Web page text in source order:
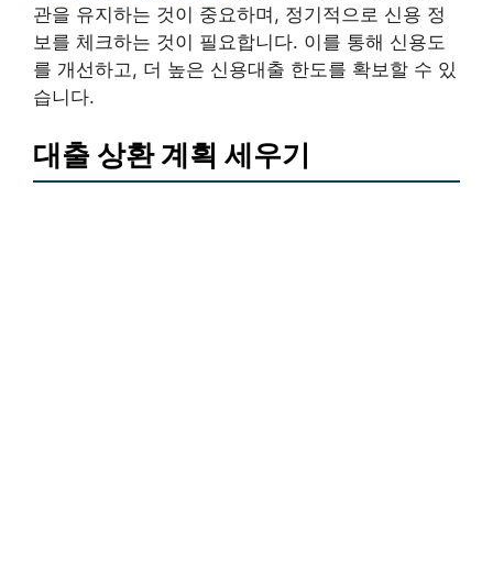
관을 유지하는 것이 중요하며, 정기적으로 신용 정
보를 체크하는 것이 필요합니다. 이를 통해 신용도
를 개선하고, 더 높은 신용대출 한도를 확보할 수 있
습니다.
대출 상환 계획 세우기